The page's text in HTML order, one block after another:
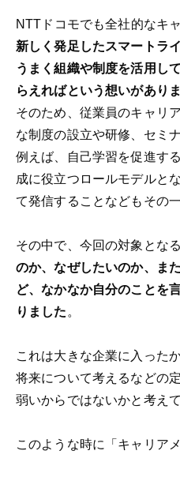
NTTドコモでも全社的なキ
新しく発足したスマートラ
うまく組織や制度を活用し
らえればという想いがありま
そのため、従業員のキャリ
な制度の設立や研修、セミ
例えば、自己学習を促進す
成に役立つロールモデルと
て発信することなどもその一
その中で、今回の対象とな
のか、なぜしたいのか、ま
ど、なかなか自分のことを
りました 。
これは大きな企業に入った
将来について考えるなどの
弱いからではないかと考えて
このような時に「キャリア